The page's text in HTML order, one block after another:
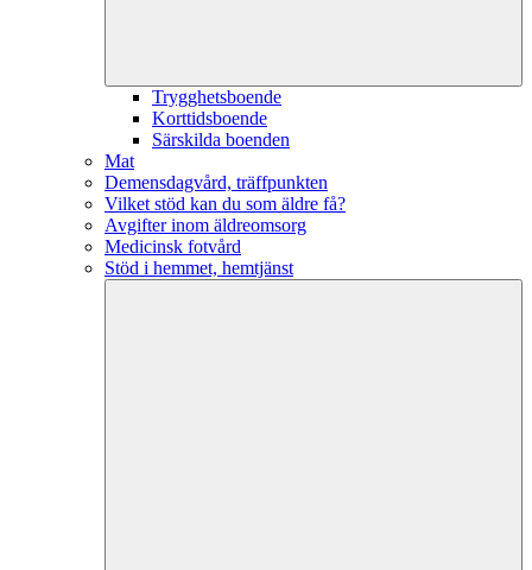
Trygghetsboende
Korttidsboende
Särskilda boenden
Mat
Demensdagvård, träffpunkten
Vilket stöd kan du som äldre få?
Avgifter inom äldreomsorg
Medicinsk fotvård
Stöd i hemmet, hemtjänst